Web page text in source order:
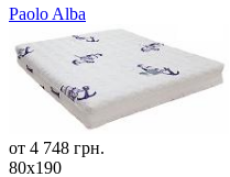
Paolo Alba
от 4 748 грн.
80x190